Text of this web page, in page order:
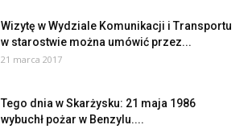
Wizytę w Wydziale Komunikacji i Transportu
w starostwie można umówić przez...
21 marca 2017
Tego dnia w Skarżysku: 21 maja 1986
wybuchł pożar w Benzylu....